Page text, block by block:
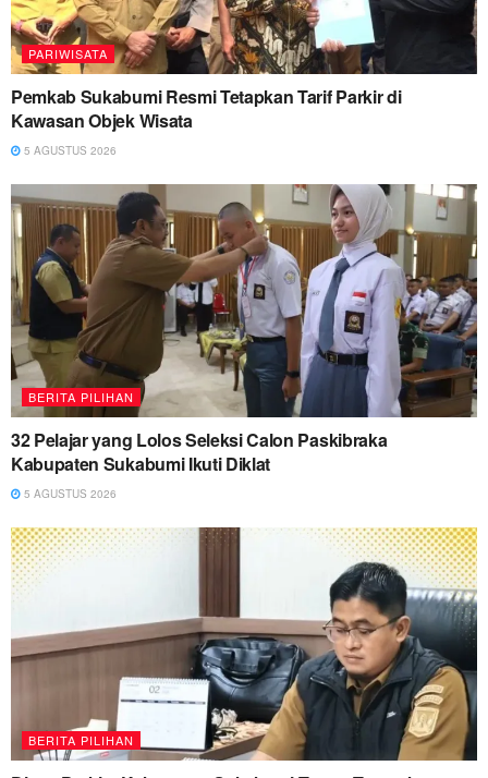
PARIWISATA
Pemkab Sukabumi Resmi Tetapkan Tarif Parkir di
Kawasan Objek Wisata
5 AGUSTUS 2026
BERITA PILIHAN
32 Pelajar yang Lolos Seleksi Calon Paskibraka
Kabupaten Sukabumi Ikuti Diklat
5 AGUSTUS 2026
BERITA PILIHAN